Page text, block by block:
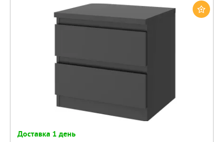
Доставка 1 день